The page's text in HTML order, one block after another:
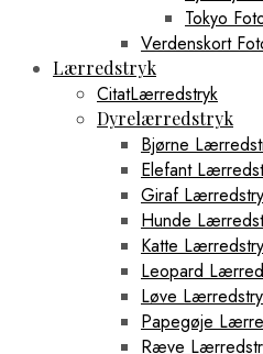
Tokyo
Verdenskort
Lærredstryk
CitatLærredstryk
Dyrelærredstryk
Bjørne
Elefant
Giraf
Hunde
Katte
Leopard
Løve
Papegøje
Ræve